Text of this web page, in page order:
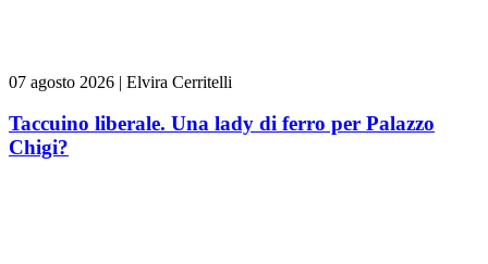
07 agosto 2026 | Elvira Cerritelli
Taccuino liberale. Una lady di ferro per Palazzo
Chigi?